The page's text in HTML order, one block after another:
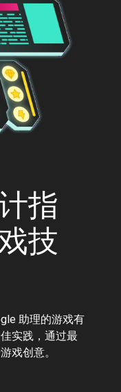
指
技
助理的游戏有
实践，通过最
戏创意。